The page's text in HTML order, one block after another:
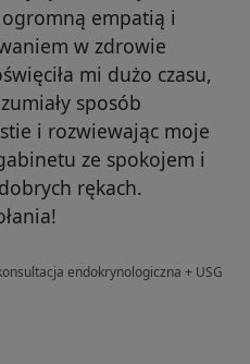
empatią i
w zdrowie
mi dużo czasu,
sposób
i rozwiewając moje
ze spokojem i
rękach.
endokrynologiczna + USG